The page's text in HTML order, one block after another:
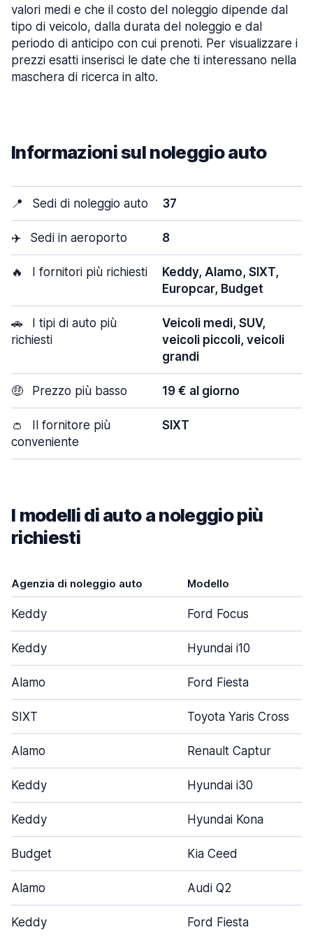
valori medi e che il costo del noleggio dipende dal
tipo di veicolo, dalla durata del noleggio e dal
periodo di anticipo con cui prenoti. Per visualizzare i
prezzi esatti inserisci le date che ti interessano nella
maschera di ricerca in alto.
Informazioni sul noleggio auto
📍 Sedi di noleggio auto 37
✈️ Sedi in aeroporto 8
🔥 I fornitori più richiesti
Keddy, Alamo, SIXT,
Europcar, Budget
🚗
I tipi di auto più
richiesti
Veicoli medi, SUV,
veicoli piccoli, veicoli
grandi
🤑 Prezzo più basso 19 € al giorno
👛
Il fornitore più
conveniente
SIXT
I modelli di auto a noleggio più
richiesti
Agenzia di noleggio auto Modello
Keddy Ford Focus
Keddy Hyundai i10
Alamo Ford Fiesta
SIXT Toyota Yaris Cross
Alamo Renault Captur
Keddy Hyundai i30
Keddy Hyundai Kona
Budget Kia Ceed
Alamo Audi Q2
Keddy Ford Fiesta